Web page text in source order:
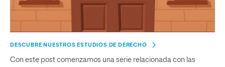
DESCUBRE NUESTROS ESTUDIOS DE DERECHO
Con este post comenzamos una serie relacionada con las